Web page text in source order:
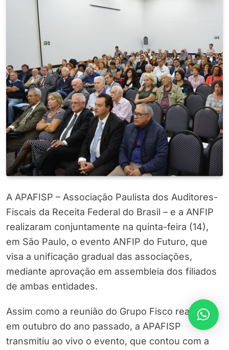
A APAFISP – Associação Paulista dos Auditores-
Fiscais da Receita Federal do Brasil – e a ANFIP
realizaram conjuntamente na quinta-feira (14),
em São Paulo, o evento ANFIP do Futuro, que
visa a unificação gradual das associações,
mediante aprovação em assembleia dos filiados
de ambas entidades.
Assim como a reunião do Grupo Fisco realizada
em outubro do ano passado, a APAFISP
transmitiu ao vivo o evento, que contou com a